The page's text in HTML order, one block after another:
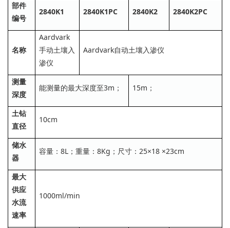
部件
编号
2840K1 2840K1PC 2840K2 2840K2PC
名称
Aardvark
手动土壤入
渗仪
Aardvark自动土壤入渗仪
测量
深度
能测量的最大深度至3m； 15m；
土钻
直径
10cm
储水
器
容量：8L；重量：8Kg；尺寸：25×18 ×23cm
最大
供应
水流
速率
1000ml/min